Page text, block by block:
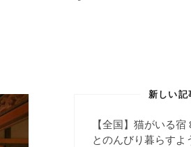
新しい記
【全国】猫がいる
とのんびり暮らすよ